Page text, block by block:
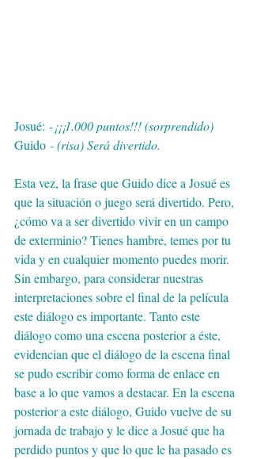
Josué: -¡¡¡1.000 puntos!!! (sorprendido)
Guido - (risa) Será divertido.
Esta vez, la frase que Guido dice a Josué es
que la situación o juego será divertido. Pero,
¿cómo va a ser divertido vivir en un campo
de exterminio? Tienes hambre, temes por tu
vida y en cualquier momento puedes morir.
Sin embargo, para considerar nuestras
interpretaciones sobre el final de la película
este diálogo es importante. Tanto este
diálogo como una escena posterior a éste,
evidencian que el diálogo de la escena final
se pudo escribir como forma de enlace en
base a lo que vamos a destacar. En la escena
posterior a este diálogo, Guido vuelve de su
jornada de trabajo y le dice a Josué que ha
perdido puntos y que lo que le ha pasado es